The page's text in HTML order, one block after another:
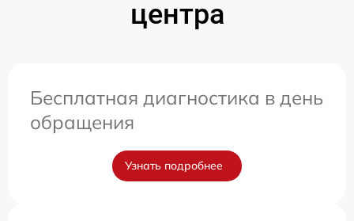
центра
Бесплатная диагностика в день
обращения
Узнать подробнее